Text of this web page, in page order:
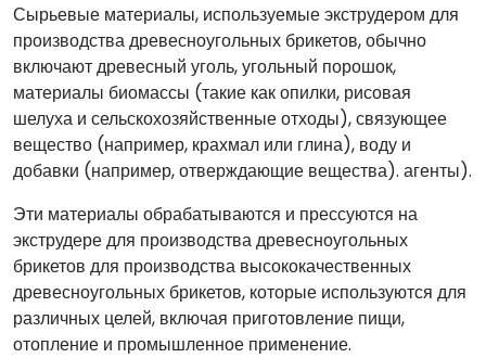
Сырьевые материалы, используемые экструдером для
производства древесноугольных брикетов, обычно
включают древесный уголь, угольный порошок,
материалы биомассы (такие как опилки, рисовая
шелуха и сельскохозяйственные отходы), связующее
вещество (например, крахмал или глина), воду и
добавки (например, отверждающие вещества). агенты).
Эти материалы обрабатываются и прессуются на
экструдере для производства древесноугольных
брикетов для производства высококачественных
древесноугольных брикетов, которые используются для
различных целей, включая приготовление пищи,
отопление и промышленное применение.